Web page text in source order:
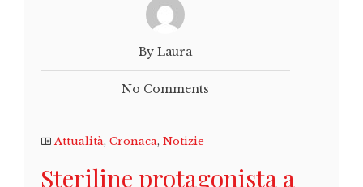
By Laura
No Comments
Attualità, Cronaca, Notizie
Steriline protagonista a